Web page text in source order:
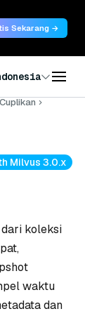
Sekarang →
Cuplikan
Milvus 3.0.x
koleksi
waktu
dan